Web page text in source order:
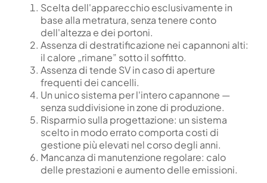
Scelta dell'apparecchio esclusivamente in
base alla metratura, senza tenere conto
dell'altezza e dei portoni.
Assenza di destratificazione nei capannoni alti:
il calore „rimane” sotto il soffitto.
Assenza di tende SV in caso di aperture
frequenti dei cancelli.
Un unico sistema per l'intero capannone —
senza suddivisione in zone di produzione.
Risparmio sulla progettazione: un sistema
scelto in modo errato comporta costi di
gestione più elevati nel corso degli anni.
Mancanza di manutenzione regolare: calo
delle prestazioni e aumento delle emissioni.